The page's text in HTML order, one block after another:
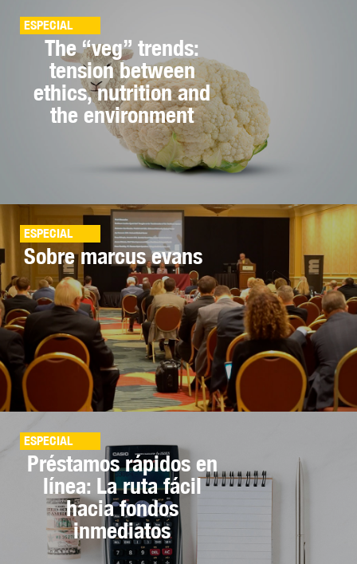
ESPECIAL
The “veg” trends:
tension between
ethics, nutrition and
the environment
ESPECIAL
Sobre marcus evans
ESPECIAL
Préstamos rápidos en
línea: La ruta fácil
hacia fondos
inmediatos